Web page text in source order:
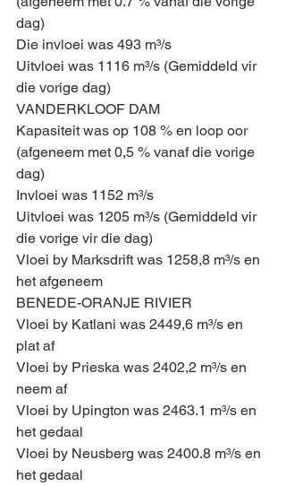
dag)
Die invloei was 493 m³/s
Uitvloei was 1116 m³/s (Gemiddeld vir
die vorige dag)
VANDERKLOOF DAM
Kapasiteit was op 108 % en loop oor
(afgeneem met 0,5 % vanaf die vorige
dag)
Invloei was 1152 m³/s
Uitvloei was 1205 m³/s (Gemiddeld vir
die vorige vir die dag)
Vloei by Marksdrift was 1258,8 m³/s en
het afgeneem
BENEDE-ORANJE RIVIER
Vloei by Katlani was 2449,6 m³/s en
plat af
Vloei by Prieska was 2402,2 m³/s en
neem af
Vloei by Upington was 2463.1 m³/s en
het gedaal
Vloei by Neusberg was 2400.8 m³/s en
het gedaal